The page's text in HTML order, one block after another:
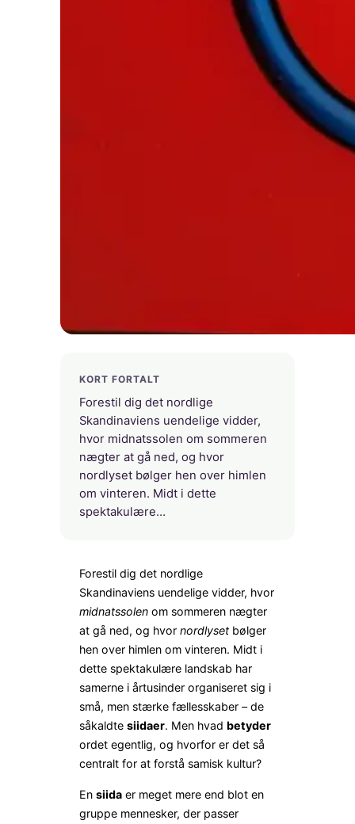
KORT FORTALT
Forestil dig det nordlige
Skandinaviens uendelige vidder,
hvor midnatssolen om sommeren
nægter at gå ned, og hvor
nordlyset bølger hen over himlen
om vinteren. Midt i dette
spektakulære…
Forestil dig det nordlige
Skandinaviens uendelige vidder, hvor
midnatssolen om sommeren nægter
at gå ned, og hvor nordlyset bølger
hen over himlen om vinteren. Midt i
dette spektakulære landskab har
samerne i årtusinder organiseret sig i
små, men stærke fællesskaber – de
såkaldte siidaer. Men hvad betyder
ordet egentlig, og hvorfor er det så
centralt for at forstå samisk kultur?
En siida er meget mere end blot en
gruppe mennesker, der passer